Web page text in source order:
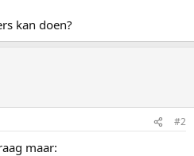
kan doen?
#2
maar: